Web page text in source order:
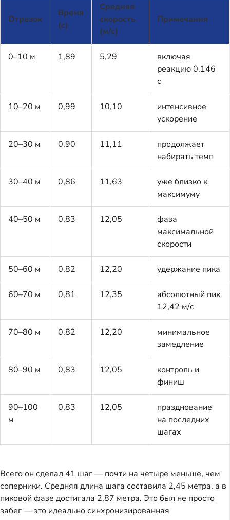
Отрезок
Время
(с)
Средняя
скорость
(м/с)
Примечания
0–10 м 1,89 5,29
включая
реакцию 0,146
с
10–20 м 0,99 10,10
интенсивное
ускорение
20–30 м 0,90 11,11
продолжает
набирать темп
30–40 м 0,86 11,63
уже близко к
максимуму
40–50 м 0,83 12,05
фаза
максимальной
скорости
50–60 м 0,82 12,20 удержание пика
60–70 м 0,81 12,35
абсолютный пик
12,42 м/с
70–80 м 0,82 12,20
минимальное
замедление
80–90 м 0,83 12,05
контроль и
финиш
90–100
м
0,83 12,05
празднование
на последних
шагах
Всего он сделал 41 шаг — почти на четыре меньше, чем
соперники. Средняя длина шага составила 2,45 метра, а в
пиковой фазе достигала 2,87 метра. Это был не просто
забег — это идеально синхронизированная